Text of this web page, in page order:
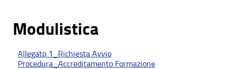
Modulistica
Allegato 1_Richiesta Avvio
Procedura_Accreditamento Formazione